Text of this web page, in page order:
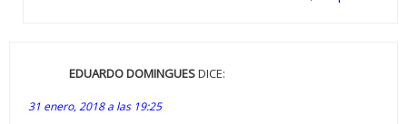
EDUARDO DOMINGUESDICE:
31 enero, 2018 a las 19:25